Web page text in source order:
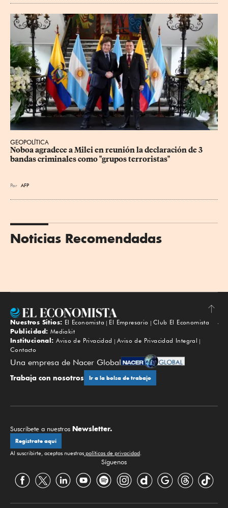
GEOPOLÍTICA
Noboa agradece a Milei en reunión la declaración de 3
bandas criminales como "grupos terroristas"
Por AFP
Noticias Recomendadas
Subir
Nuestros Sitios: El Economista El Empresario
Club El Economista
Publicidad: Mediakit
Institucional: Aviso de Privacidad
Aviso de Privacidad Integral
Contacto
Una empresa de Nacer Global
Trabaja con nosotros Ir a la bolsa de trabajo
Suscríbete a nuestros Newsletter.
Regístrate aquí
Al suscribirte, aceptas nuestras políticas de privacidad.
Síguenos